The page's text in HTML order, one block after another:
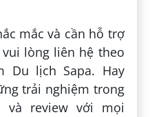
mắc và cần hỗ trợ
lòng liên hệ theo
Du lịch Sapa. Hay
trải nghiệm trong
và review với mọi